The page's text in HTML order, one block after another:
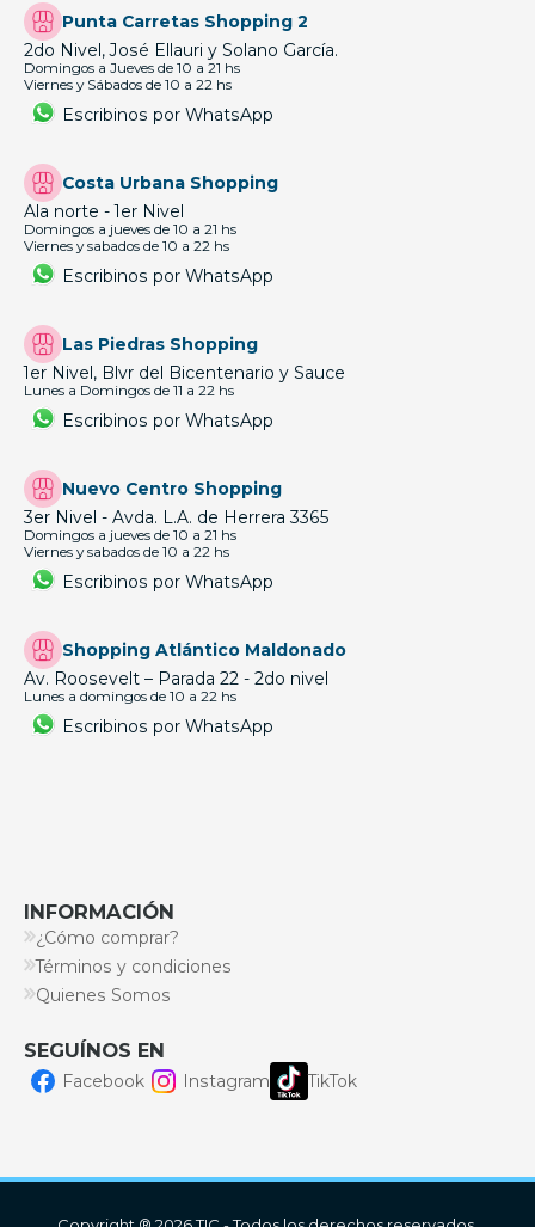
Punta Carretas Shopping 2
2do Nivel, José Ellauri y Solano García.
Domingos a Jueves de 10 a 21 hs
Viernes y Sábados de 10 a 22 hs
Escribinos por WhatsApp
Costa Urbana Shopping
Ala norte - 1er Nivel
Domingos a jueves de 10 a 21 hs
Viernes y sabados de 10 a 22 hs
Escribinos por WhatsApp
Las Piedras Shopping
1er Nivel, Blvr del Bicentenario y Sauce
Lunes a Domingos de 11 a 22 hs
Escribinos por WhatsApp
Nuevo Centro Shopping
3er Nivel - Avda. L.A. de Herrera 3365
Domingos a jueves de 10 a 21 hs
Viernes y sabados de 10 a 22 hs
Escribinos por WhatsApp
Shopping Atlántico Maldonado
Av. Roosevelt – Parada 22 - 2do nivel
Lunes a domingos de 10 a 22 hs
Escribinos por WhatsApp
INFORMACIÓN
¿Cómo comprar?
Términos y condiciones
Quienes Somos
SEGUÍNOS EN
Facebook Instagram TikTok